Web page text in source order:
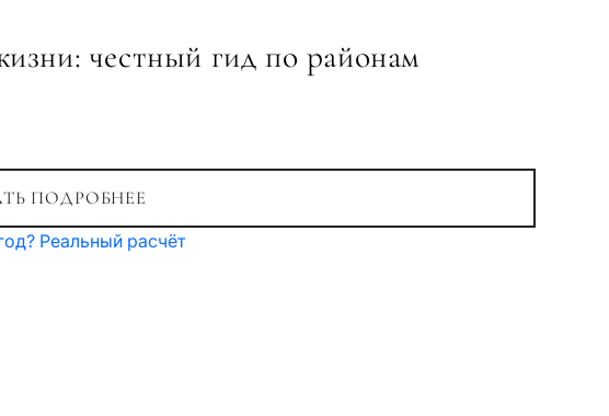
честный гид по районам
ПОДРОБНЕЕ